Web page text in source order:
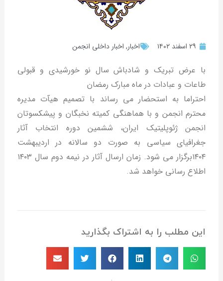
۲۹ اسفند ۱۴۰۲ اخبار, اخبار داخلی انجمن
با عرض تبریک و شادباش سال نو خورشیدی و قبولی
طاعات و عبادات در ماه مبارک رمضان
احتراما به استحضار می رساند با تصمیم هیآت مدیره
محترم انجمن و با هماهنگی کمیته نخبگان و پیشکسوتان
انجمن ژئوپلیتیک ایران، ششمین دوره انتخاب آثار
جغرافیای سیاسی به صورت دو سالانه در اردیبهشت
۱۴۰۴برگزار می شود. زمان ارسال آثار در نیمه دوم سال ۱۴۰۳
اطلاع رسانی خواهد شد.
این مطلب را به اشتراک بگذارید